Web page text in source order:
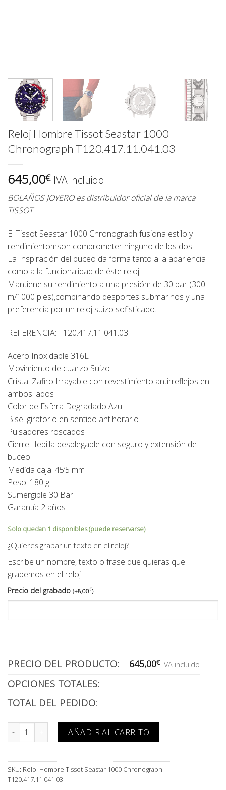
Reloj Hombre Tissot Seastar 1000
Chronograph T120.417.11.041.03
645,00€ IVA incluido
BOLAÑOS JOYERO es distribuidor oficial de la marca
TISSOT
El Tissot Seastar 1000 Chronograph fusiona estilo y
rendimientomson comprometer ninguno de los dos.
La Inspiración del buceo da forma tanto a la apariencia
como a la funcionalidad de éste reloj.
Mantiene su rendimiento a una presióm de 30 bar (300
m/1000 pies),combinando desportes submarinos y una
preferencia por un reloj suizo sofisticado.
REFERENCIA: T120.417.11.041.03
Acero Inoxidable 316L
Movimiento de cuarzo Suizo
Cristal Zafiro Irrayable con revestimiento antirreflejos en
ambos lados
Color de Esfera Degradado Azul
Bisel giratorio en sentido antihorario
Pulsadores roscados
Cierre:Hebilla desplegable con seguro y extensión de
buceo
Medída caja: 45’5 mm
Peso: 180 g
Sumergible 30 Bar
Garantía 2 años
Solo quedan 1 disponibles (puede reservarse)
¿Quieres grabar un texto en el reloj?
Escribe un nombre, texto o frase que quieras que
grabemos en el reloj
Precio del grabado (+8,00€)
PRECIO DEL PRODUCTO: 645,00€ IVA incluido
OPCIONES TOTALES:
TOTAL DEL PEDIDO:
Reloj Hombre Tissot Seastar 1000 Chronograph
AÑADIR AL CARRITO
SKU: Reloj Hombre Tissot Seastar 1000 Chronograph
T120.417.11.041.03